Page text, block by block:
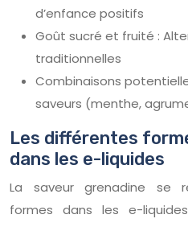
d’enfance positifs
Goût sucré et fruité :
traditionnelles
Combinaisons
saveurs (menthe,
Les différentes
dans les e-liquides
La saveur grenadine se
formes dans les e-